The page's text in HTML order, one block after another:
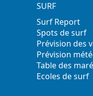
SURF
Surf Report
Spots de surf
Prévision des
Prévision
Table des
Ecoles de surf